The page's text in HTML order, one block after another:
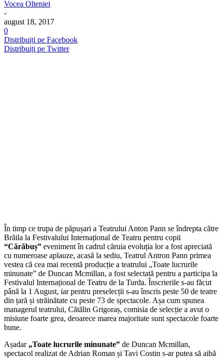
Vocea Olteniei
-
august 18, 2017
0
Distribuiți pe Facebook
Distribuiți pe Twitter
În timp ce trupa de păpușari a Teatrului Anton Pann se îndrepta către
Brăila la Festivalului Internațional de Teatru pentru copii
“Cărăbuș” eveniment în cadrul căruia evoluția lor a fost apreciată
cu numeroase aplauze, acasă la sediu, Teatrul Antron Pann primea
vestea că cea mai recentă producție a teatrului „Toate lucrurile
minunate” de Duncan Mcmillan, a fost selectată pentru a participa la
Festivalul Internațional de Teatru de la Turda. Înscrierile s-au făcut
până la 1 August, iar pentru preselecții s-au înscris peste 50 de teatre
din țară și străinătate cu peste 73 de spectacole. Așa cum spunea
managerul teatrului, Cătălin Grigoraș, comisia de selecție a avut o
misiune foarte grea, deoarece marea majoritate sunt spectacole foarte
bune.
Așadar „Toate lucrurile minunate” de Duncan Mcmillan,
spectacol realizat de Adrian Roman și Tavi Costin s-ar putea să aibă